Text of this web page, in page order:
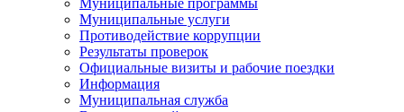
Муниципальные программы
Муниципальные услуги
Противодействие коррупции
Результаты проверок
Официальные визиты и рабочие поездки
Информация
Муниципальная служба